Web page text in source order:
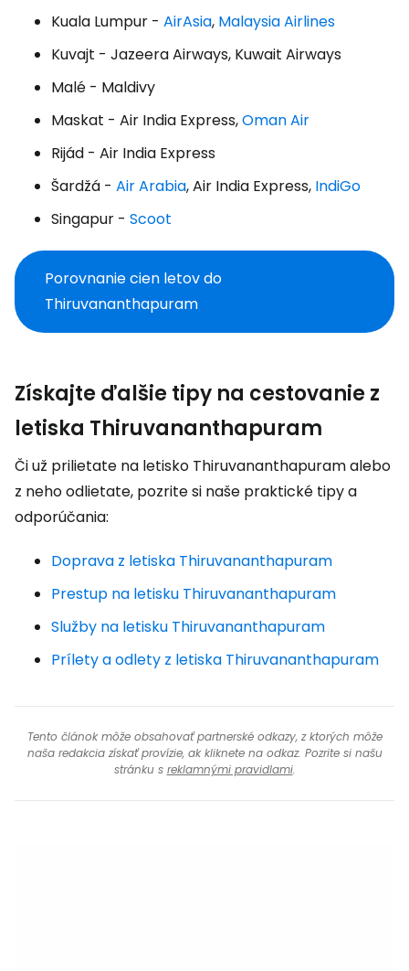
Kuala Lumpur - AirAsia, Malaysia Airlines
Kuvajt - Jazeera Airways, Kuwait Airways
Malé - Maldivy
Maskat - Air India Express,Oman Air
Rijád - Air India Express
Šardžá - Air Arabia, Air India Express, IndiGo
Singapur - Scoot
Porovnanie cien letov do
Thiruvananthapuram
Získajte ďalšie tipy na cestovanie z
letiska Thiruvananthapuram
Či už prilietate na letisko Thiruvananthapuram alebo
z neho odlietate, pozrite si naše praktické tipy a
odporúčania:
Doprava z letiska Thiruvananthapuram
Prestup na letisku Thiruvananthapuram
Služby na letisku Thiruvananthapuram
Prílety a odlety z letiska Thiruvananthapuram
Tento článok môže obsahovať partnerské odkazy, z ktorých môže
naša redakcia získať provízie, ak kliknete na odkaz. Pozrite si našu
stránku s reklamnými pravidlami.